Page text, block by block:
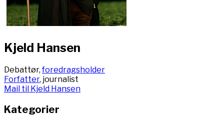
Kjeld Hansen
Debattør,foredragsholder
Forfatter, journalist
Mail til Kjeld Hansen
Kategorier